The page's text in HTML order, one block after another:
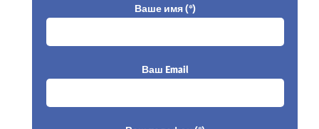
Ваше имя (*)
Ваш Email